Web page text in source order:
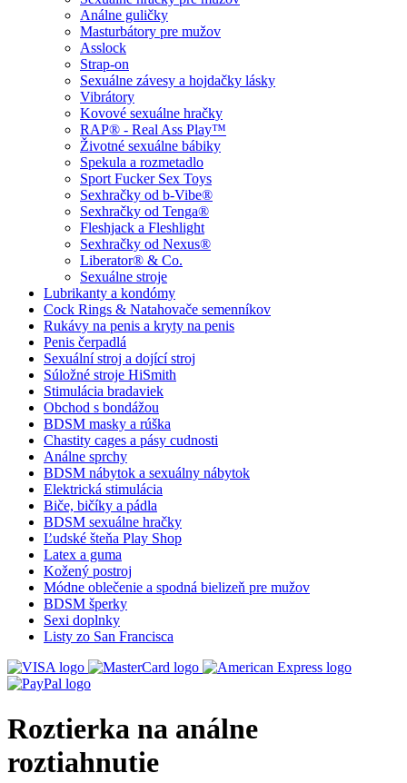
Análne guličky
Masturbátory pre mužov
Asslock
Strap-on
Sexuálne závesy a hojdačky lásky
Vibrátory
Kovové sexuálne hračky
RAP® - Real Ass Play™
Životné sexuálne bábiky
Spekula a rozmetadlo
Sport Fucker Sex Toys
Sexhračky od b-Vibe®
Sexhračky od Tenga®
Fleshjack a Fleshlight
Sexhračky od Nexus®
Liberator® & Co.
Sexuálne stroje
Lubrikanty a kondómy
Cock Rings & Natahovače semenníkov
Rukávy na penis a kryty na penis
Penis čerpadlá
Sexuální stroj a dojící stroj
Súložné stroje HiSmith
Stimulácia bradaviek
Obchod s bondážou
BDSM masky a rúška
Chastity cages a pásy cudnosti
Análne sprchy
BDSM nábytok a sexuálny nábytok
Elektrická stimulácia
Biče, bičíky a pádla
BDSM sexuálne hračky
Ľudské šteňa Play Shop
Latex a guma
Kožený postroj
Módne oblečenie a spodná bielizeň pre mužov
BDSM šperky
Sexi doplnky
Listy zo San Francisca
Roztierka na análne
roztiahnutie